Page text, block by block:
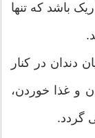
باشد که تنها
دندان در کنار
و غذا خوردن،
گردد.